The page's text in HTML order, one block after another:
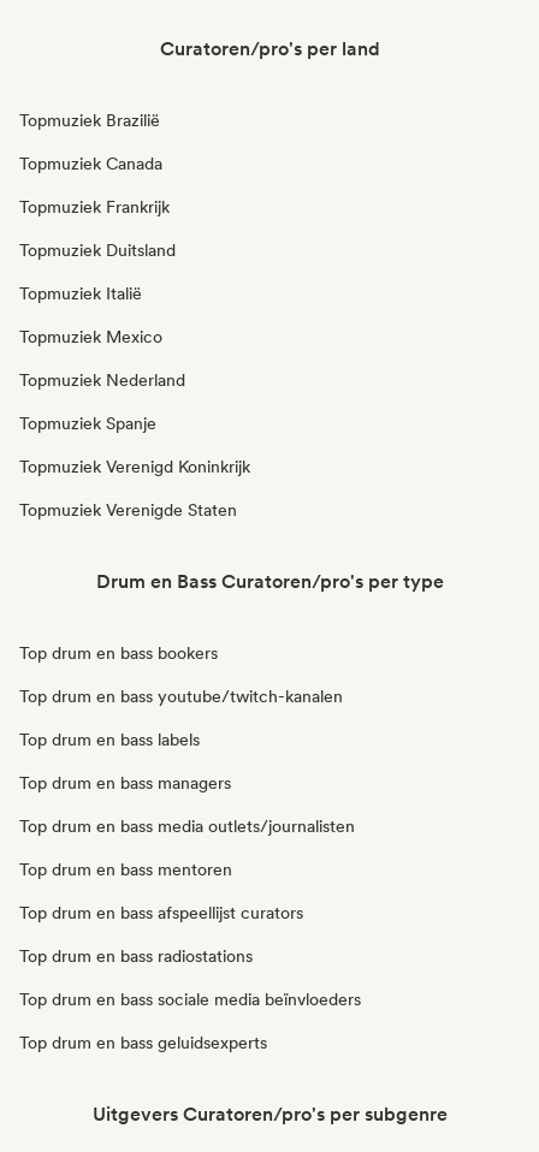
Curatoren/pro's per land
Topmuziek Brazilië
Topmuziek Canada
Topmuziek Frankrijk
Topmuziek Duitsland
Topmuziek Italië
Topmuziek Mexico
Topmuziek Nederland
Topmuziek Spanje
Topmuziek Verenigd Koninkrijk
Topmuziek Verenigde Staten
Drum en Bass Curatoren/pro's per type
Top drum en bass bookers
Top drum en bass youtube/twitch-kanalen
Top drum en bass labels
Top drum en bass managers
Top drum en bass media outlets/journalisten
Top drum en bass mentoren
Top drum en bass afspeellijst curators
Top drum en bass radiostations
Top drum en bass sociale media beïnvloeders
Top drum en bass geluidsexperts
Uitgevers Curatoren/pro's per subgenre